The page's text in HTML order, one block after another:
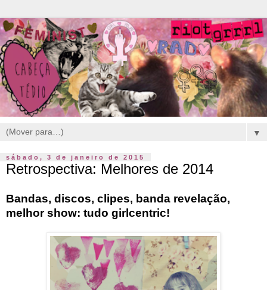
▼
sábado, 3 de janeiro de 2015
Retrospectiva: Melhores de 2014
Bandas, discos, clipes, banda revelação,
melhor show: tudo girlcentric!